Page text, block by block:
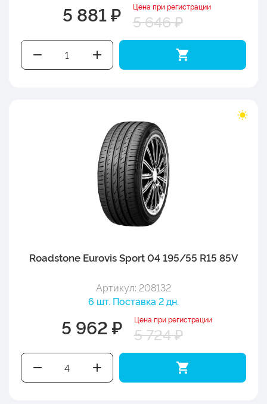
5 881 ₽ Цена при регистрации
5 646 ₽
Roadstone Eurovis Sport 04 195/55 R15 85V
Артикул: 208132
6 шт. Поставка 2 дн.
5 962 ₽ Цена при регистрации
5 724 ₽